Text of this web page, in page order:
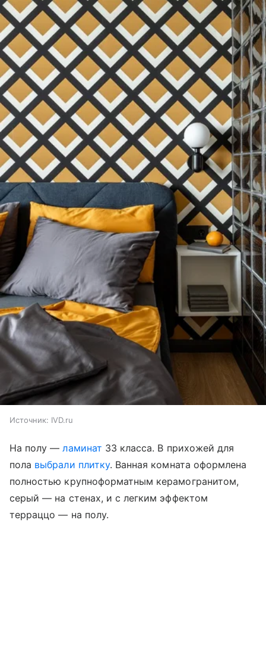
Источник: IVD.ru
На полу —ламинат 33 класса. В прихожей для
пола выбрали плитку. Ванная комната оформлена
полностью крупноформатным керамогранитом,
серый — на стенах, и с легким эффектом
терраццо — на полу.